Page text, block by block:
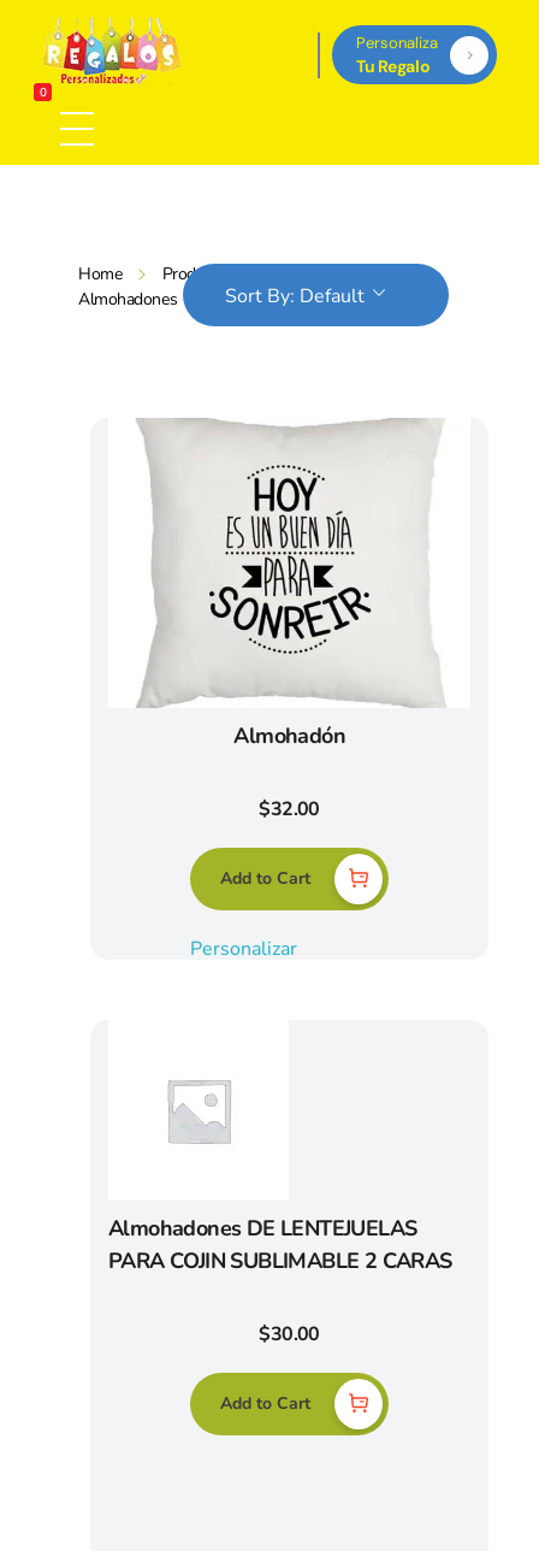
Tienda de regalos personalizados en Panama, perfectos para cada ocasión.
Personaliza
Tu Regalo
0
Home
Products
Almohadones
Tienda
Sort By: Default
Almohadón
$32.00
Add to Cart
Personalizar
Almohadones DE LENTEJUELAS
PARA COJIN SUBLIMABLE 2 CARAS
$30.00
Add to Cart